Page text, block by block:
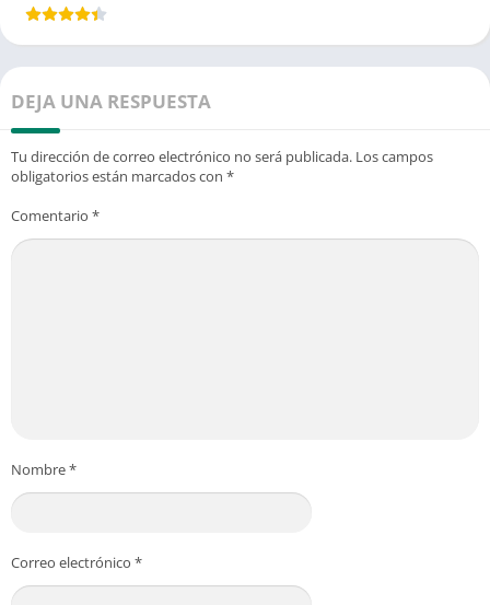
DEJA UNA RESPUESTA
Tu dirección de correo electrónico no será publicada. Los campos
obligatorios están marcados con *
Comentario *
Nombre*
Correo electrónico *